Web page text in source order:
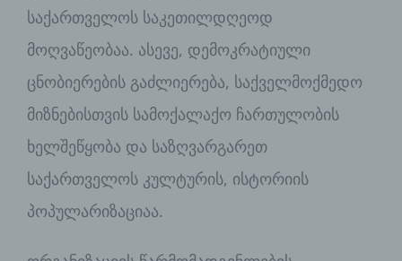
საქართველოს საკეთილდღეოდ
მოღვაწეობაა. ასევე, დემოკრატიული
ცნობიერების გაძლიერება, საქველმოქმედო
მიზნებისთვის სამოქალაქო ჩართულობის
ხელშეწყობა და საზღვარგარეთ
საქართველოს კულტურის, ისტორიის
პოპულარიზაციაა.